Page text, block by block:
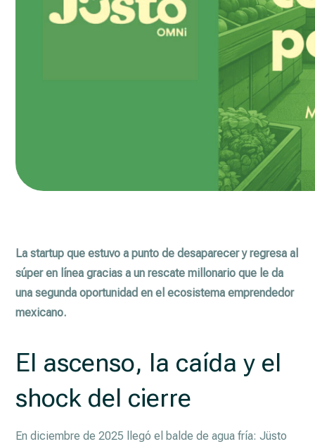
La startup que estuvo a punto de desaparecer y regresa al
súper en línea gracias a un rescate millonario que le da
una segunda oportunidad en el ecosistema emprendedor
mexicano.
El ascenso, la caída y el
shock del cierre
En diciembre de 2025 llegó el balde de agua fría: Jüsto